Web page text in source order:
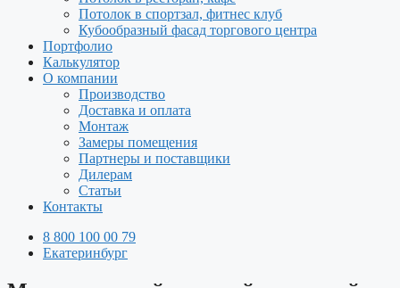
Потолок в спортзал, фитнес клуб
Кубообразный фасад торгового центра
Портфолио
Калькулятор
О компании
Производство
Доставка и оплата
Монтаж
Замеры помещения
Партнеры и поставщики
Дилерам
Статьи
Контакты
8 800 100 00 79
Екатеринбург